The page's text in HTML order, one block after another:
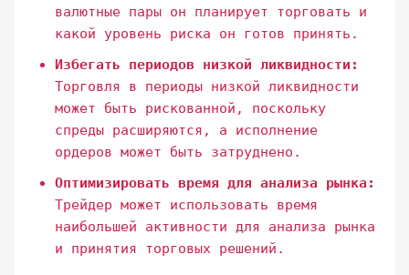
валютные пары он планирует торговать и
какой уровень риска он готов принять.
Избегать периодов низкой ликвидности:
Торговля в периоды низкой ликвидности
может быть рискованной, поскольку
спреды расширяются, а исполнение
ордеров может быть затруднено.
Оптимизировать время для анализа рынка:
Трейдер может использовать время
наибольшей активности для анализа рынка
и принятия торговых решений.